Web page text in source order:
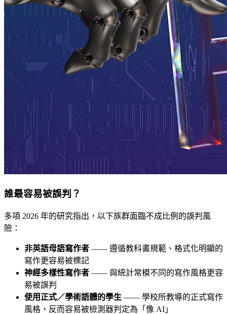
誰最容易被誤判？
多項 2026 年的研究指出，以下族群面臨不成比例的誤判風
險：
非英語母語寫作者 —— 遵循教科書規範、格式化明顯的
寫作更容易被標記
神經多樣性寫作者 —— 與統計常模不同的寫作風格更容
易被誤判
使用正式／學術語體的學生 —— 學校所教導的正式寫作
風格，反而容易被檢測器判定為「像 AI」